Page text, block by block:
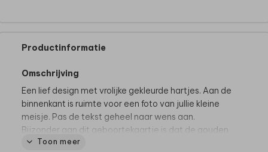
Productinformatie
Omschrijving
Een lief design met vrolijke gekleurde hartjes. Aan de
binnenkant is ruimte voor een foto van jullie kleine
meisje. Pas de tekst geheel naar wens aan.
Bijzonder aan dit geboortekaartje is dat de gouden
elementjes worden afgedrukt in echte goudfolie. Tip:
Toon meer